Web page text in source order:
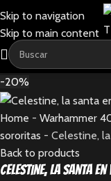
Skip to navigation
Skip to main content
-20%
Home - Warhammer
sororitas - Celestine,
Back to products
Celestine, la santa en